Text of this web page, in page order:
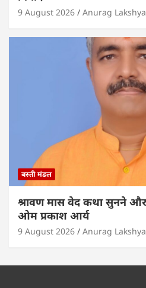
9 August 2026 Anurag Lakshya
बस्ती मंडल
श्रावण मास वेद कथा सुनने और
ओम प्रकाश आर्य
9 August 2026 Anurag Lakshya